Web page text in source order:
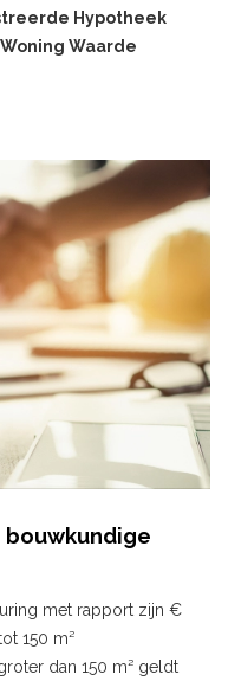
Hypotheek
Waarde
bouwkundige
met rapport zijn €
150 m²
dan 150 m² geldt